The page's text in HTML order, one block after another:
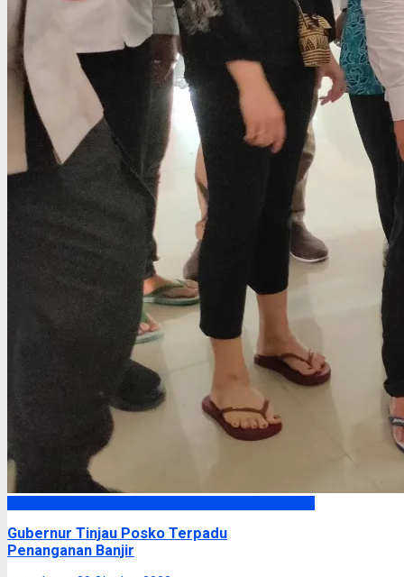
Gubernur Tinjau Posko Terpadu
Penanganan Banjir